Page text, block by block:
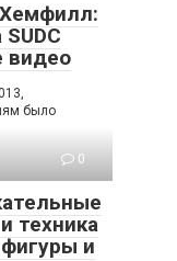
видео
было
0
техника
и